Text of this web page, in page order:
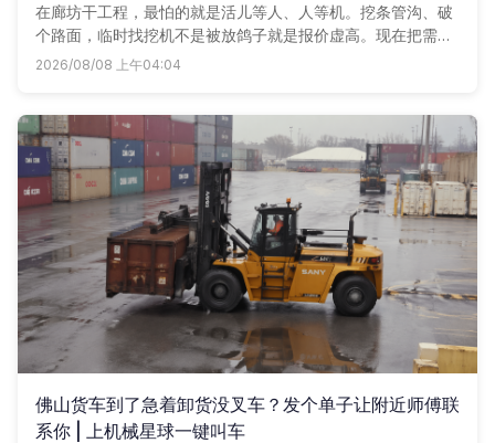
在廊坊干工程，最怕的就是活儿等人、人等机。挖条管沟、破
个路面，临时找挖机不是被放鸽子就是报价虚高。现在把需求
甩到机械星球上，附近车老板自己来报价，谁实在用谁。
2026/08/08 上午04:04
佛山货车到了急着卸货没叉车？发个单子让附近师傅联
系你 | 上机械星球一键叫车